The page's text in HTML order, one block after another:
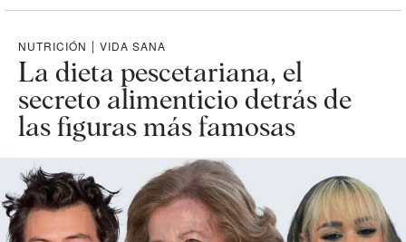
NUTRICIÓN | VIDA SANA
La dieta pescetariana, el
secreto alimenticio detrás de
las figuras más famosas